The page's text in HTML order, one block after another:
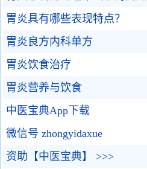
胃炎具有哪些表现特点？
胃炎良方内科单方
胃炎饮食治疗
胃炎营养与饮食
中医宝典App下载
微信号 zhongyidaxue
资助【中医宝典】 >>>